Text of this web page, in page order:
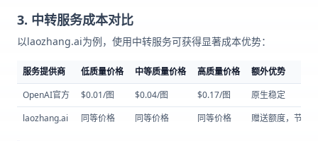
3. 中转服务成本对比
以laozhang.ai为例，使用中转服务可获得显著成本优势：
服务提供商 低质量价格 中等质量价格 高质量价格
额外优势
OpenAI官方
$0.01/图 $0.04/图 $0.17/图
原生稳定
laozhang.ai
同等价格 同等价格 同等价格 赠送额度，节省